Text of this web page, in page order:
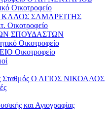
Οικοτροφείο
Ο ΚΑΛΟΣ ΣΑΜΑΡΕΙΤΗΣ
Οικοτροφείο
ΣΠΟΥΔΑΣΤΩΝ
Οικοτροφείο
Οικοτροφείο
Σταθμός Ο ΑΓΙΟΣ ΝΙΚΟΛΑΟΣ
και Αγιογραφίας